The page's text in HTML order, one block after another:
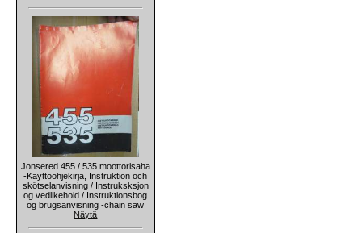
Jonsered 455 / 535 moottorisaha
-Käyttöohjekirja, Instruktion och
skötselanvisning / Instruksksjon
og vedlikehold / Instruktionsbog
og brugsanvisning -chain saw
Näytä